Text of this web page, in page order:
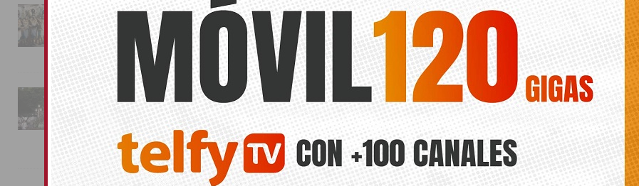
La magia de la Entrada Mora
conquista las calles de
Almoradí
01/08/2026
La fiesta se adueña de
Almoradí con la presentación
de los cargos festeros y la
toma del castillo
31/07/2026